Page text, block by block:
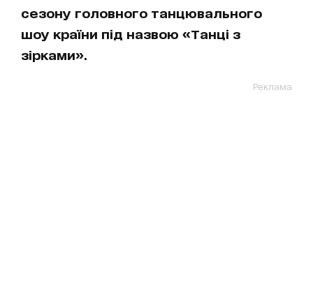
сезону головного танцювального
шоу країни під назвою «Танці з
зірками».
Реклама